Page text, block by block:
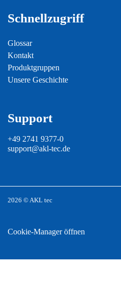
Schnellzugriff
Glossar
Kontakt
Produktgruppen
Unsere Geschichte
Support
+49 2741 9377-0
support@akl-tec.de
2026 © AKL tec
Cookie-Manager öffnen